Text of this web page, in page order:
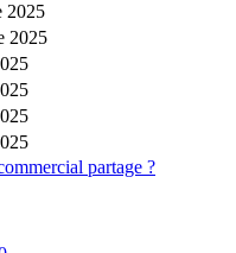
2025
2025